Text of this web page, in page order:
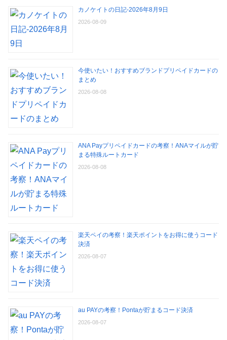
カノケイトの日記-2026年8月9日
2026-08-09
今使いたい！おすすめブランドプリペイドカードの
まとめ
2026-08-08
ANA Payプリペイドカードの考察！ANAマイルが貯
まる特殊ルートカード
2026-08-08
楽天ペイの考察！楽天ポイントをお得に使うコード
決済
2026-08-07
au PAYの考察！Pontaが貯まるコード決済
2026-08-07